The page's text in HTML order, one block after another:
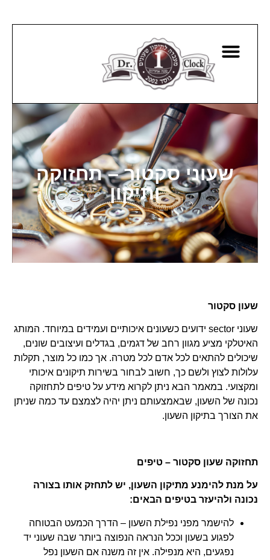
שעוני סקטור – תחזוקה
ותיקון
שעון סקטור
שעוני sector
ידועים כשעונים איכותיים ועמידים במיוחד. המותג
האיטלקי מציע מגוון רחב של דגמים, בגדלים ועיצובים שונים,
שיכולים להתאים לכל אדם לכל מטרה. אך כמו כל מוצר, תקלות
עלולות לצוץ ולשם כך, חשוב לבחור בשירות תיקונים איכותי
ומקצועי. במאמר הבא ניתן לקרוא מידע על טיפים לתחזוקה
נכונה של השעון, שבאמצעותם ניתן יהיה לצמצם עד כמה שניתן
את הצורך בתיקון השעון.
תחזוקה שעון סקטור – טיפים
על מנת להימנע מתיקון השעון, יש לתחזק אותו בצורה
נכונה ולהיעזר בטיפים הבאים:
להישמר מפני נפילת השעון – הדרך הכמעט הבטוחה
לפגוע בשעון וככל הנראה הנפוצה ביותר שבה שעוני יד
נפגעים, היא מנפילה. אין זה משנה אם השעון נפל